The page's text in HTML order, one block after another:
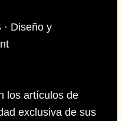
Diseño y
los artículos de
exclusiva de sus